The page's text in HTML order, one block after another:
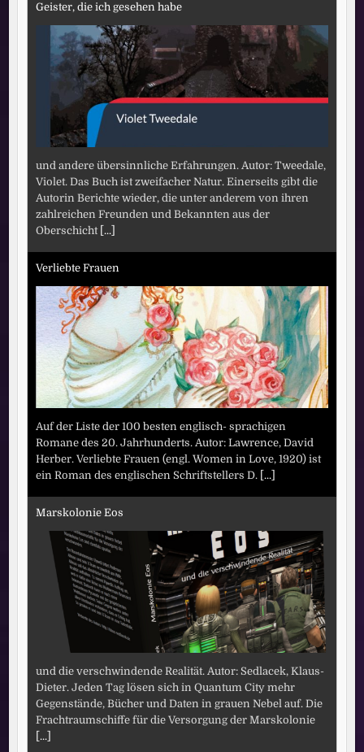
Geister, die ich gesehen habe
und andere übersinnliche Erfahrungen. Autor: Tweedale,
Violet. Das Buch ist zweifacher Natur. Einerseits gibt die
Autorin Berichte wieder, die unter anderem von ihren
zahlreichen Freunden und Bekannten aus der
Oberschicht [...]
Verliebte Frauen
Auf der Liste der 100 besten englisch- sprachigen
Romane des 20. Jahrhunderts. Autor: Lawrence, David
Herber. Verliebte Frauen (engl. Women in Love, 1920) ist
ein Roman des englischen Schriftstellers D. [...]
Marskolonie Eos
und die verschwindende Realität. Autor: Sedlacek, Klaus-
Dieter. Jeden Tag lösen sich in Quantum City mehr
Gegenstände, Bücher und Daten in grauen Nebel auf. Die
Frachtraumschiffe für die Versorgung der Marskolonie
[...]